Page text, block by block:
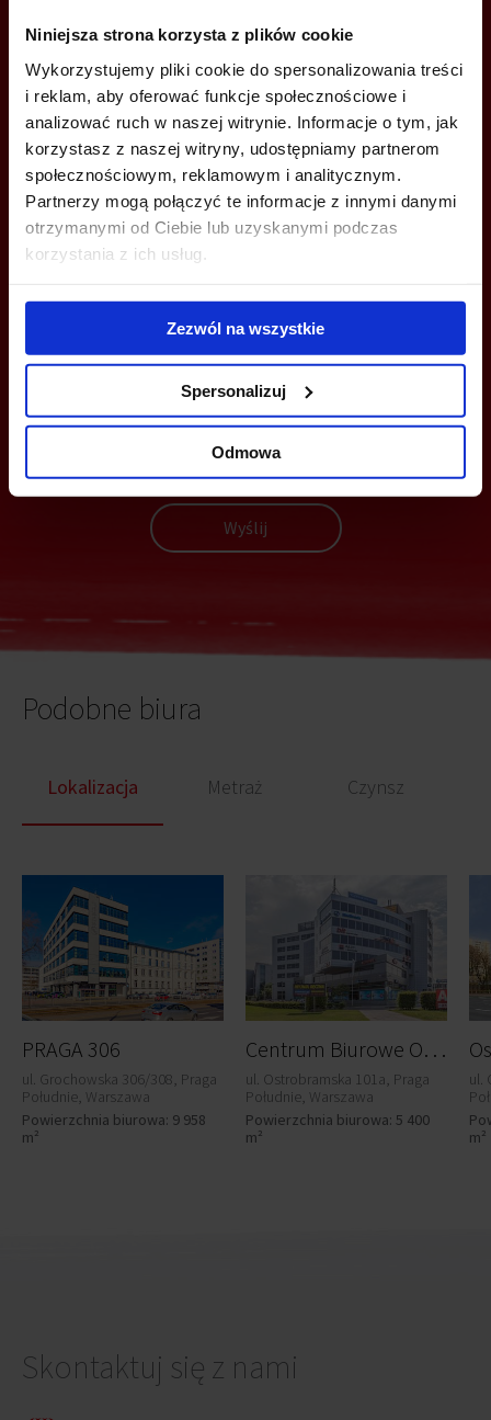
Niniejsza strona korzysta z plików cookie
Wykorzystujemy pliki cookie do spersonalizowania treści
i reklam, aby oferować funkcje społecznościowe i
analizować ruch w naszej witrynie. Informacje o tym, jak
korzystasz z naszej witryny, udostępniamy partnerom
społecznościowym, reklamowym i analitycznym.
Partnerzy mogą połączyć te informacje z innymi danymi
otrzymanymi od Ciebie lub uzyskanymi podczas
korzystania z ich usług.
Zezwól na wszystkie
Spersonalizuj
Odmowa
ZADZWOŃ I DOWIEDZ SIĘ WIĘCEJ
+48 22 167 04 00
info@bazabiur.pl
MOŻESZ TEŻ ZOSTAWIĆ SWÓJ NUMER, A MY SKONTAKTUJEMY SIĘ
Wyślij
Podobne biura
Lokalizacja Metraż Czynsz
PRAGA 306
ul. Grochowska 306/308, Praga
Południe, Warszawa
Powierzchnia biurowa: 9 958
m²
C
entrum Biurowe Ostrobramska
ul. Ostrobramska 101a, Praga
Południe, Warszawa
Powierzchnia biurowa: 5 400
m²
ul.
m²
Skontaktuj się z nami